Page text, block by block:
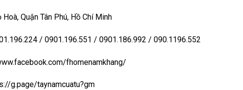
Quận Tân Phú, Hồ Chí Minh
/ 0901.196.551 / 0901.186.992 / 090.1196.552
fhomenamkhang/
g.page/taynamcuatu?gm